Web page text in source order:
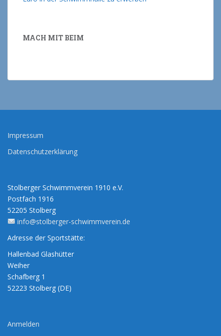
MACH MIT BEIM
Impressum
Datenschutzerklärung
Stolberger Schwimmverein 1910 e.V.
Postfach 1916
52205 Stolberg
info@stolberger-schwimmverein.de
Adresse der Sportstätte:
Hallenbad Glashütter
Weiher
Schafberg 1
52223 Stolberg (DE)
Anmelden